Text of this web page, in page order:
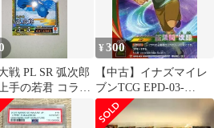
戦 PL SR 弧次郎
手の若君 コラボ
ード こじろう
¥300
【中古】イナズマイレ
ブンTCG EPD-03-
006[D]：佐久間 次郎(ス
ーパーレア仕様)